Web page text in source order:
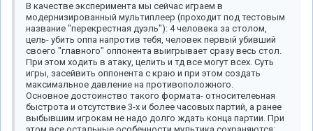
В качестве эксперимента мы сейчас играем в
модернизированный мультиплеер (проходит под тестовым
название "перекрестная дуэль"): 4 человека за столом,
цель- убить оппа напротив тебя, человек первый убивший
своего "главного" оппонента выигрывает сразу весь стол.
При этом ходить в атаку, целить и тд все могут всех. Суть
игры, засейвить оппонента с краю и при этом создать
максимальное давление на противоположного.
Основное достоинство такого формата- относителеьная
быстрота и отсутствие 3-х и более часовых партий, а ранее
выбывшим игрокам не надо долго ждать конца партии. При